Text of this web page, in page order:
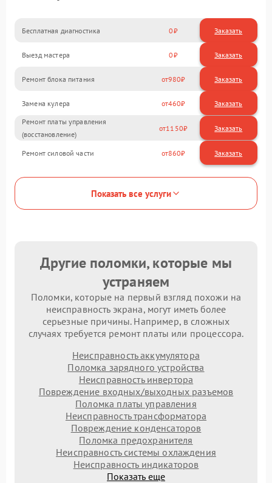
Бесплатная диагностика 0 Заказать
Выезд мастера 0 Заказать
Ремонт блока питания 980
Замена кулера 460
Ремонт платы управления
(восстановление)
1150
Ремонт силовой части 860
Показать все услуги
Другие поломки, которые мы
устраняем
Поломки, которые на первый взгляд похожи на
неисправность экрана, могут иметь более
серьезные причины. Например, в сложных
случаях требуется ремонт платы или процессора.
Неисправность аккумулятора
Поломка зарядного устройства
Неисправность инвертора
Повреждение входных/выходных разъемов
Поломка платы управления
Неисправность трансформатора
Повреждение конденсаторов
Поломка предохранителя
Неисправность системы охлаждения
Неисправность индикаторов
Показать еще